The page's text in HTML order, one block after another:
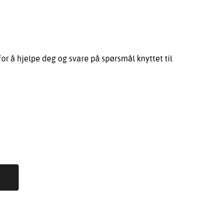
å hjelpe deg og svare på spørsmål knyttet til